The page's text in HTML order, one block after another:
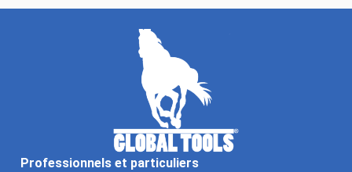
Professionnels et particuliers